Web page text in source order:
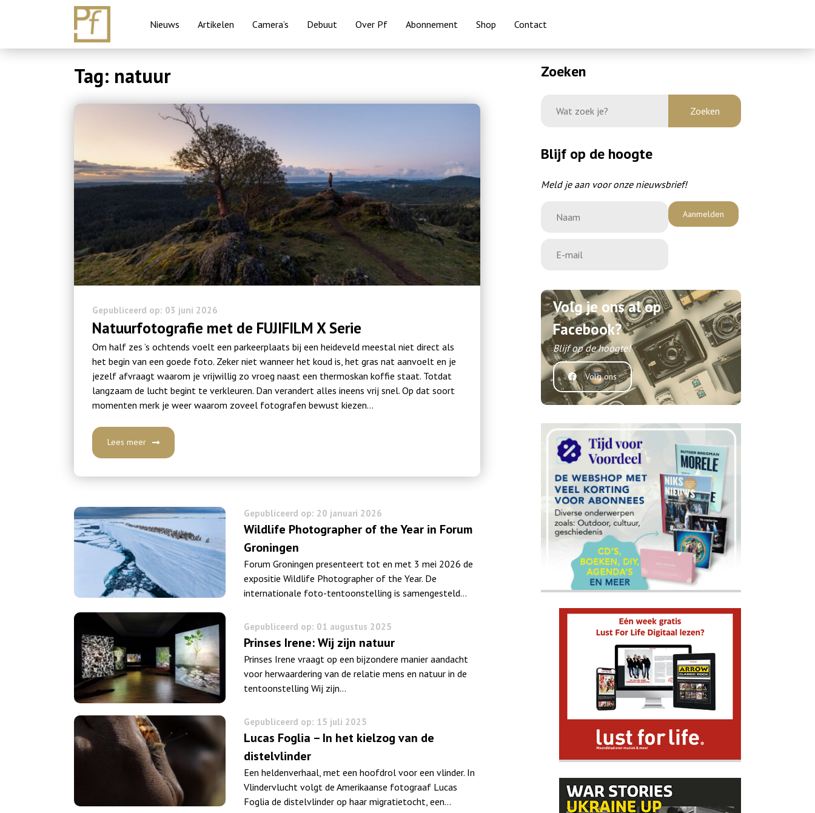
Nieuws Artikelen Camera’s Debuut Over Pf Abonnement Shop Contact
Tag: natuur
Gepubliceerd op: 03 juni 2026
Natuurfotografie met de FUJIFILM X Serie
Om half zes ’s ochtends voelt een parkeerplaats bij een heideveld meestal niet direct als
het begin van een goede foto. Zeker niet wanneer het koud is, het gras nat aanvoelt en je
jezelf afvraagt waarom je vrijwillig zo vroeg naast een thermoskan koffie staat. Totdat
langzaam de lucht begint te verkleuren. Dan verandert alles ineens vrij snel. Op dat soort
momenten merk je weer waarom zoveel fotografen bewust kiezen…
Lees meer
Gepubliceerd op: 20 januari 2026
Wildlife Photographer of the Year in Forum
Groningen
Forum Groningen presenteert tot en met 3 mei 2026 de
expositie Wildlife Photographer of the Year. De
internationale foto-tentoonstelling is samengesteld…
Gepubliceerd op: 01 augustus 2025
Prinses Irene: Wij zijn natuur
Prinses Irene vraagt op een bijzondere manier aandacht
voor herwaardering van de relatie mens en natuur in de
tentoonstelling Wij zijn…
Gepubliceerd op: 15 juli 2025
Lucas Foglia – In het kielzog van de
distelvlinder
Een heldenverhaal, met een hoofdrol voor een vlinder. In
Vlindervlucht volgt de Amerikaanse fotograaf Lucas
Foglia de distelvlinder op haar migratietocht, een…
Zoeken
Blijf op de hoogte
Meld je aan voor onze nieuwsbrief!
Aanmelden
Volg je ons al op
Facebook?
Blijf op de hoogte!
Volg ons